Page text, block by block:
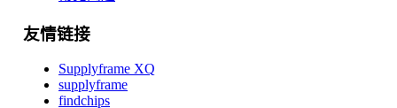
友情链接
Supplyframe XQ
supplyframe
findchips